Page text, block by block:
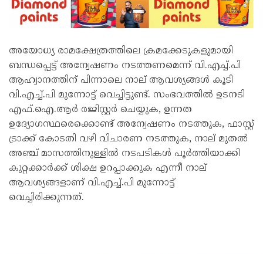
അയോധ്യ രാമക്ഷേത്രത്തിലെ ക്രമക്കേടുകളുമായി
ബന്ധപ്പെട്ട് അന്വേഷണം നടത്തണമെന്ന് വി.എച്ച്.പി
ആഹ്വാനത്തിന് പിന്നാലെ നാല് ആവശ്യങ്ങൾ കൂടി
വി.എച്ച്.പി മുന്നോട്ട് വെച്ചിട്ടുണ്ട്. സംഭവത്തിൽ ഉടനടി
എഫ്‌.ഐ.ആർ രജിസ്റ്റർ ചെയ്യുക, ഉന്നത
ഉദ്യോഗസ്ഥരെക്കൊണ്ട് അന്വേഷണം നടത്തുക, ഫാസ്റ്റ്
ട്രാക്ക് കോടതി വഴി വിചാരണ നടത്തുക, നാല് മുതൽ
അഞ്ച് മാസത്തിനുള്ളിൽ നടപടികൾ പൂർത്തിയാക്കി
കുറ്റക്കാർക്ക് ശിക്ഷ ഉറപ്പാക്കുക എന്നീ നാല്
ആവശ്യങ്ങളാണ് വി.എച്ച്.പി മുന്നോട്ട്
വെച്ചിരിക്കുന്നത്.